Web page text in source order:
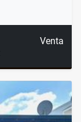
Venta